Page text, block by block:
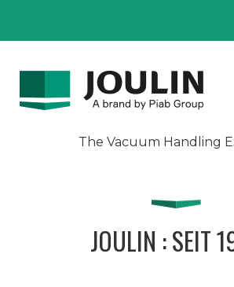
The Vacuum Handling
JOULIN : SEIT